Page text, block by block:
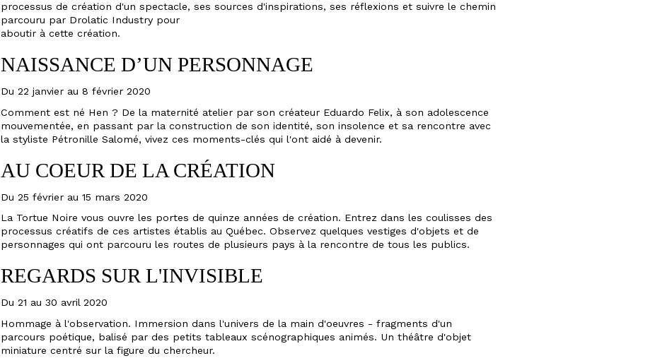
processus de création d'un spectacle, ses sources d'inspirations, ses réflexions et suivre le chemin
parcouru par Drolatic Industry pour
aboutir à cette création.
NAISSANCE D’UN PERSONNAGE
Du 22 janvier au 8 février 2020
Comment est né Hen ? De la maternité atelier par son créateur Eduardo Felix, à son adolescence
mouvementée, en passant par la construction de son identité, son insolence et sa rencontre avec
la styliste Pétronille Salomé, vivez ces moments-clés qui l'ont aidé à devenir.
AU COEUR DE LA CRÉATION
Du 25 février au 15 mars 2020
La Tortue Noire vous ouvre les portes de quinze années de création. Entrez dans les coulisses des
processus créatifs de ces artistes établis au Québec. Observez quelques vestiges d'objets et de
personnages qui ont parcouru les routes de plusieurs pays à la rencontre de tous les publics.
REGARDS SUR L'INVISIBLE
Du 21 au 30 avril 2020
Hommage à l'observation. Immersion dans l'univers de la main d'oeuvres - fragments d'un
parcours poétique, balisé par des petits tableaux scénographiques animés. Un théâtre d'objet
miniature centré sur la figure du chercheur.